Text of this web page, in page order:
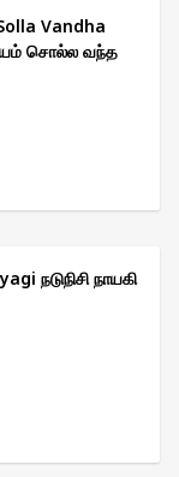
Vandha
சொல்ல வந்த
நடுநிசி நாயகி